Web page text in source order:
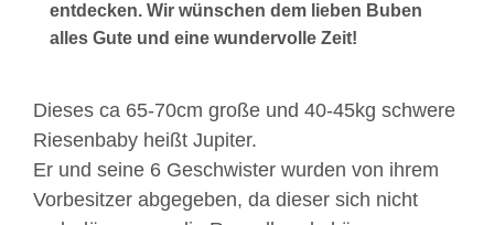
entdecken. Wir wünschen dem lieben Buben
alles Gute und eine wundervolle Zeit!
Dieses ca 65-70cm große und 40-45kg schwere
Riesenbaby heißt Jupiter.
Er und seine 6 Geschwister wurden von ihrem
Vorbesitzer abgegeben, da dieser sich nicht